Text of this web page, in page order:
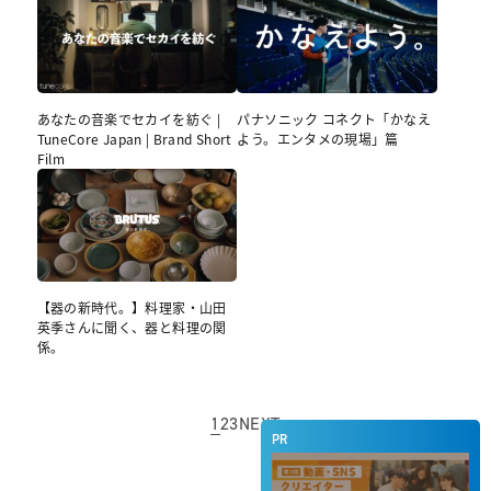
PR
あなたの音楽でセカイを紡ぐ |
TuneCore Japan | Brand Short
Film
パナソニック コネクト「かなえ
よう。エンタメの現場」篇
【器の新時代。】料理家・山田
英季さんに聞く、器と料理の関
係。
1 23NEXT